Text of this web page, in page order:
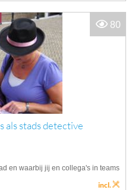
als stads detective
en waarbij jij en collega's in teams
incl.
80